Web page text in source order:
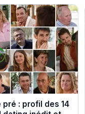
pré : profil des 14